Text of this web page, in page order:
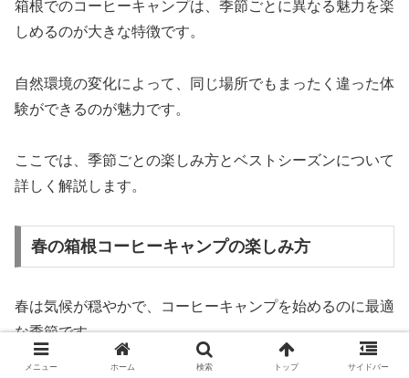
箱根でのコーヒーキャンプは、季節ごとに異なる魅力を楽
しめるのが大きな特徴です。
自然環境の変化によって、同じ場所でもまったく違った体
験ができるのが魅力です。
ここでは、季節ごとの楽しみ方とベストシーズンについて
詳しく解説します。
春の箱根コーヒーキャンプの楽しみ方
春は気候が穏やかで、コーヒーキャンプを始めるのに最適
な季節です。
メニュー ホーム 検索 トップ サイドバー